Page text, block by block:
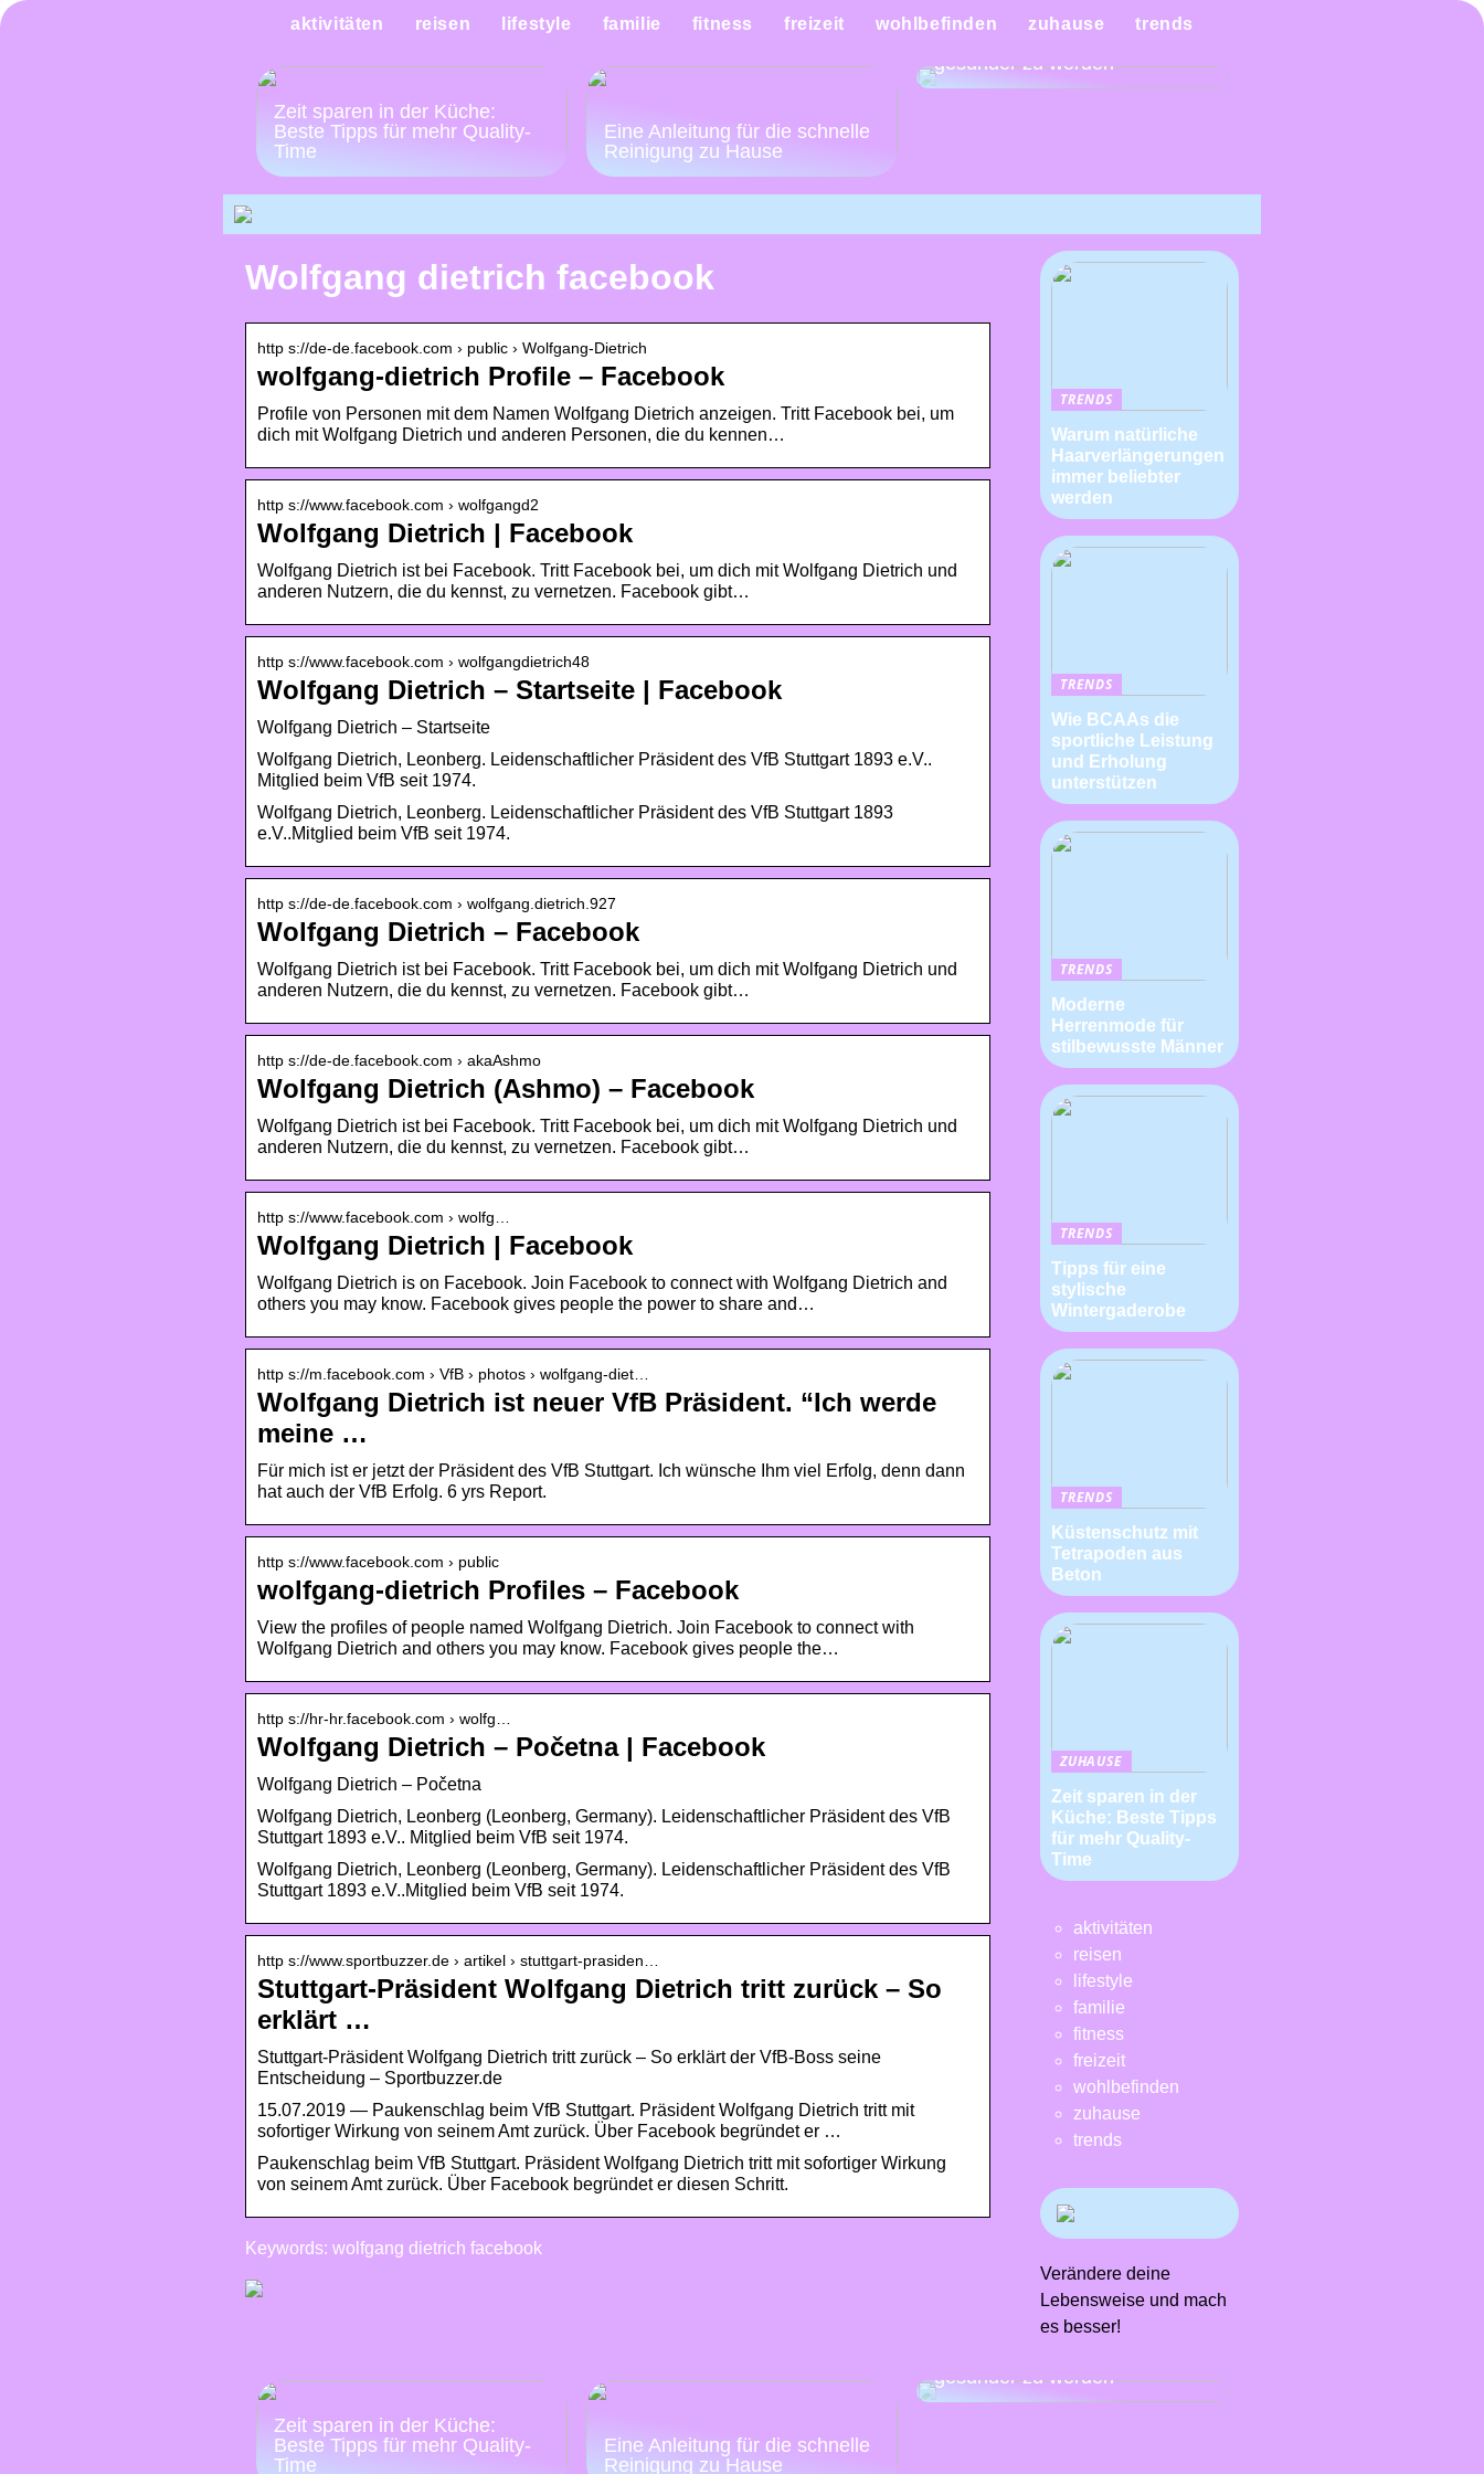
aktivitäten reisen lifestyle familie fitness freizeit wohlbefinden zuhause trends
Zeit sparen in der Küche:
Beste Tipps für mehr Quality-
Time
Eine Anleitung für die schnelle
Reinigung zu Hause
Machen Sie es sich mit einem
gesünder zu werden
Wolfgang dietrich facebook
http s://de-de.facebook.com › public › Wolfgang-Dietrich
wolfgang-dietrich Profile – Facebook
Profile von Personen mit dem Namen Wolfgang Dietrich anzeigen. Tritt Facebook bei, um
dich mit Wolfgang Dietrich und anderen Personen, die du kennen…
http s://www.facebook.com › wolfgangd2
Wolfgang Dietrich | Facebook
Wolfgang Dietrich ist bei Facebook. Tritt Facebook bei, um dich mit Wolfgang Dietrich und
anderen Nutzern, die du kennst, zu vernetzen. Facebook gibt…
http s://www.facebook.com › wolfgangdietrich48
Wolfgang Dietrich – Startseite | Facebook
Wolfgang Dietrich – Startseite
Wolfgang Dietrich, Leonberg. Leidenschaftlicher Präsident des VfB Stuttgart 1893 e.V..
Mitglied beim VfB seit 1974.
Wolfgang Dietrich, Leonberg. Leidenschaftlicher Präsident des VfB Stuttgart 1893
e.V..Mitglied beim VfB seit 1974.
http s://de-de.facebook.com › wolfgang.dietrich.927
Wolfgang Dietrich – Facebook
Wolfgang Dietrich ist bei Facebook. Tritt Facebook bei, um dich mit Wolfgang Dietrich und
anderen Nutzern, die du kennst, zu vernetzen. Facebook gibt…
http s://de-de.facebook.com › akaAshmo
Wolfgang Dietrich (Ashmo) – Facebook
Wolfgang Dietrich ist bei Facebook. Tritt Facebook bei, um dich mit Wolfgang Dietrich und
anderen Nutzern, die du kennst, zu vernetzen. Facebook gibt…
http s://www.facebook.com › wolfg…
Wolfgang Dietrich | Facebook
Wolfgang Dietrich is on Facebook. Join Facebook to connect with Wolfgang Dietrich and
others you may know. Facebook gives people the power to share and…
http s://m.facebook.com › VfB › photos › wolfgang-diet…
Wolfgang Dietrich ist neuer VfB Präsident. “Ich werde
meine …
Für mich ist er jetzt der Präsident des VfB Stuttgart. Ich wünsche Ihm viel Erfolg, denn dann
hat auch der VfB Erfolg. 6 yrs Report.
http s://www.facebook.com › public
wolfgang-dietrich Profiles – Facebook
View the profiles of people named Wolfgang Dietrich. Join Facebook to connect with
Wolfgang Dietrich and others you may know. Facebook gives people the…
http s://hr-hr.facebook.com › wolfg…
Wolfgang Dietrich – Početna | Facebook
Wolfgang Dietrich – Početna
Wolfgang Dietrich, Leonberg (Leonberg, Germany). Leidenschaftlicher Präsident des VfB
Stuttgart 1893 e.V.. Mitglied beim VfB seit 1974.
Wolfgang Dietrich, Leonberg (Leonberg, Germany). Leidenschaftlicher Präsident des VfB
Stuttgart 1893 e.V..Mitglied beim VfB seit 1974.
http s://www.sportbuzzer.de › artikel › stuttgart-prasiden…
Stuttgart-Präsident Wolfgang Dietrich tritt zurück – So
erklärt …
Stuttgart-Präsident Wolfgang Dietrich tritt zurück – So erklärt der VfB-Boss seine
Entscheidung – Sportbuzzer.de
15.07.2019 — Paukenschlag beim VfB Stuttgart. Präsident Wolfgang Dietrich tritt mit
sofortiger Wirkung von seinem Amt zurück. Über Facebook begründet er …
Paukenschlag beim VfB Stuttgart. Präsident Wolfgang Dietrich tritt mit sofortiger Wirkung
von seinem Amt zurück. Über Facebook begründet er diesen Schritt.
Keywords: wolfgang dietrich facebook
TRENDS
Warum natürliche
Haarverlängerungen
immer beliebter
werden
TRENDS
Wie BCAAs die
sportliche Leistung
und Erholung
unterstützen
TRENDS
Moderne
Herrenmode für
stilbewusste Männer
TRENDS
Tipps für eine
stylische
Wintergaderobe
TRENDS
Küstenschutz mit
Tetrapoden aus
Beton
ZUHAUSE
Zeit sparen in der
Küche: Beste Tipps
für mehr Quality-
Time
aktivitäten
reisen
lifestyle
familie
fitness
freizeit
wohlbefinden
zuhause
trends
Verändere deine
Lebensweise und mach
es besser!
Zeit sparen in der Küche:
Beste Tipps für mehr Quality-
Time
Eine Anleitung für die schnelle
Reinigung zu Hause
Machen Sie es sich mit einem
gesünder zu werden